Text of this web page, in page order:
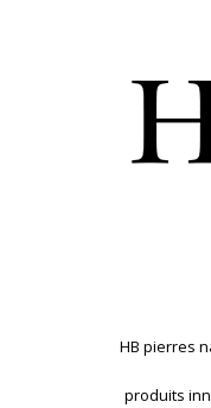
HB pierres
produits